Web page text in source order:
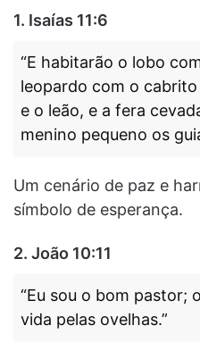
1. Isaías 11:6
“E habitarão o lobo
leopardo com o
e o leão, e a fera
menino pequeno os
Um cenário de paz e
símbolo de esperança.
2. João 10:11
“Eu sou o bom pastor;
vida pelas ovelhas.”